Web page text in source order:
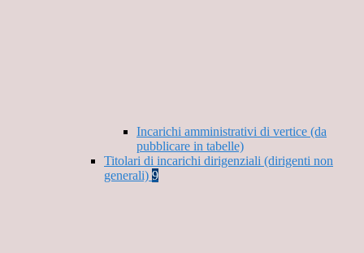
Incarichi amministrativi di vertice (da
pubblicare in tabelle)
Titolari di incarichi dirigenziali (dirigenti non
generali) 9